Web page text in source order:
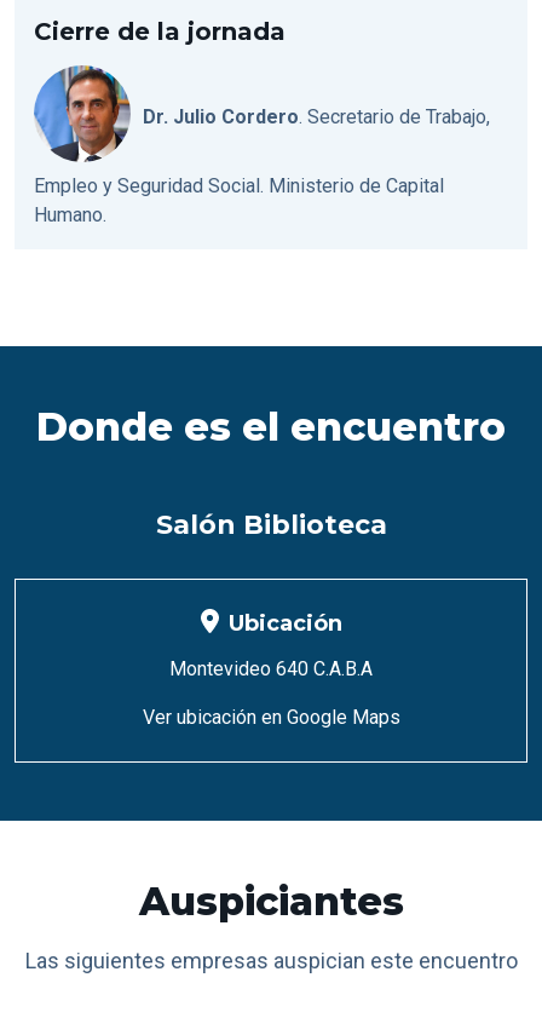
Cierre de la jornada
Dr. Julio Cordero. Secretario de Trabajo,
Empleo y Seguridad Social. Ministerio de Capital
Humano.
Donde es el encuentro
Salón Biblioteca
Ubicación
Montevideo 640 C.A.B.A
Ver ubicación en Google Maps
Auspiciantes
Las siguientes empresas auspician este encuentro